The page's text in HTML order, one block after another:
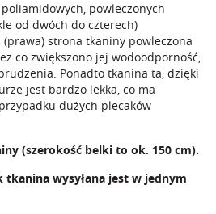
powleczonych
od dwóch do czterech)
strona tkaniny powleczona
co zwiększono jej wodoodporność,
Ponadto tkanina ta, dzięki
jest bardzo lekka, co ma
dużych plecaków
(szerokość belki to ok. 150 cm).
wysyłana jest w jednym